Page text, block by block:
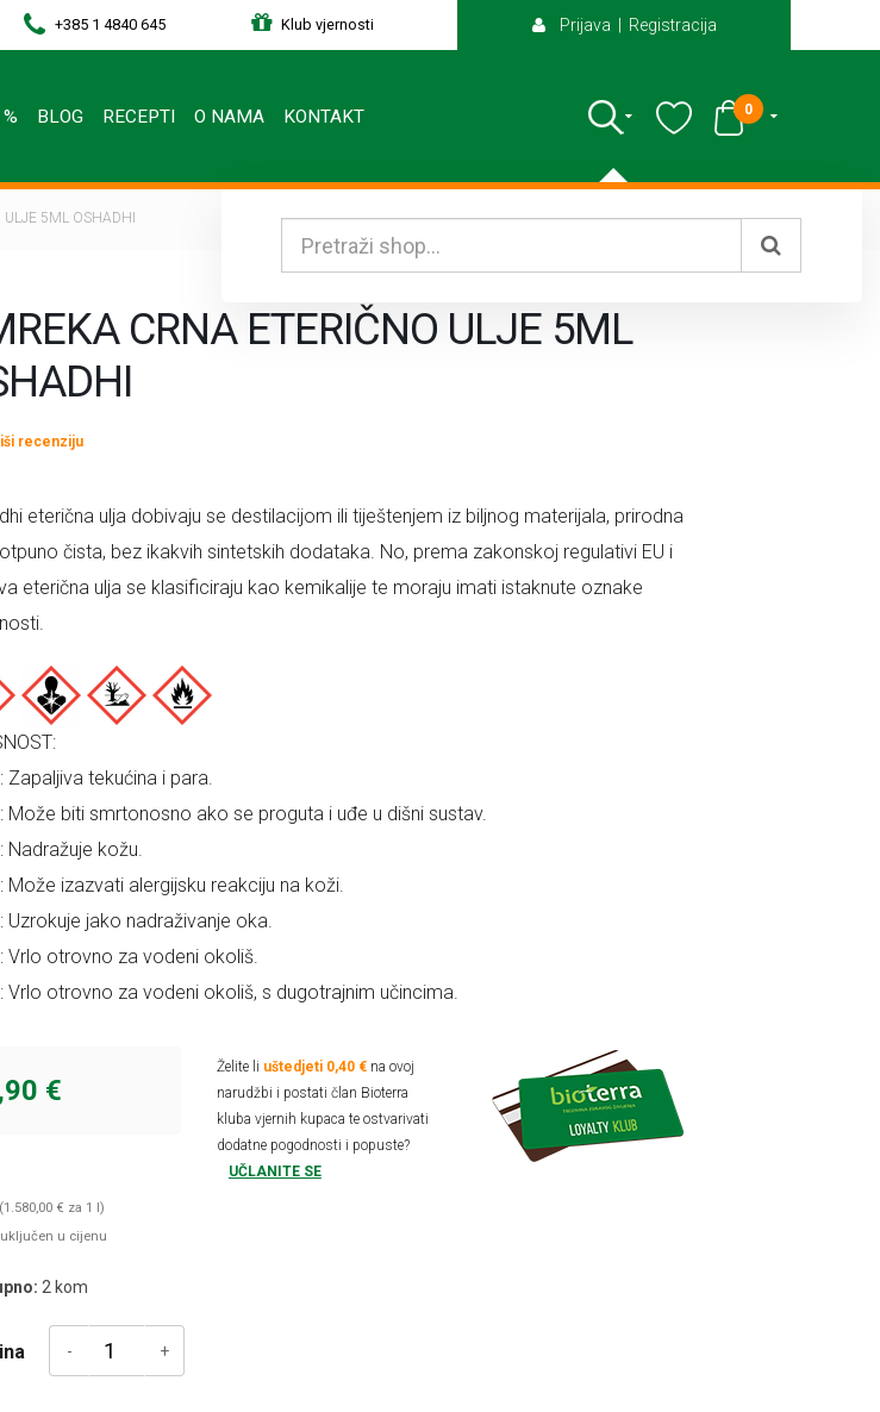
Prijava | Registracija
+385 1 4840 645 Klub vjernosti
BLOG RECEPTI O NAMA KONTAKT 0
5ML OSHADHI
CRNA ETERIČNO ULJE 5ML
recenziju
eterična ulja dobivaju se destilacijom ili tiještenjem iz biljnog materijala, prirodna
čista, bez ikakvih sintetskih dodataka. No, prema zakonskoj regulativi EU i
eterična ulja se klasificiraju kao kemikalije te moraju imati istaknute oznake
Zapaljiva tekućina i para.
Može biti smrtonosno ako se proguta i uđe u dišni sustav.
Nadražuje kožu.
Može izazvati alergijsku reakciju na koži.
Uzrokuje jako nadraživanje oka.
Vrlo otrovno za vodeni okoliš.
Vrlo otrovno za vodeni okoliš, s dugotrajnim učincima.
€
Želite li uštedjeti 0,40 €na ovoj
narudžbi i postati član Bioterra
kluba vjernih kupaca te ostvarivati
dodatne pogodnosti i popuste?
UČLANITE SE
€ za 1 l)
uključen u cijenu
2 kom